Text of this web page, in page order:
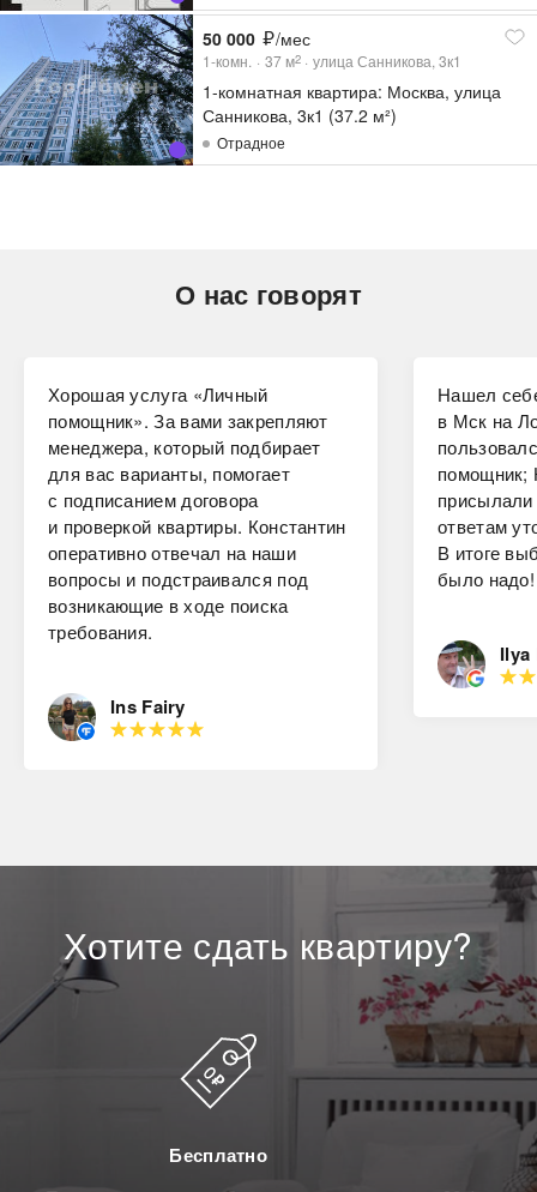
50 000 /мес
1-комн. 37 м2 улица Санникова, 3к1
1-комнатная квартира: Москва, улица
Санникова, 3к1 (37.2 м²)
Отрадное
О нас говорят
Хорошая услуга «Личный
помощник». За вами закрепляют
менеджера, который подбирает
для вас варианты, помогает
с подписанием договора
и проверкой квартиры. Константин
оперативно отвечал на наши
вопросы и подстраивался под
возникающие в ходе поиска
требования.
Ins Fairy
Нашел
в Мск на
помощник;
ответам
В итоге
было надо!
Ilya
Хотите сдать квартиру?
Бесплатно